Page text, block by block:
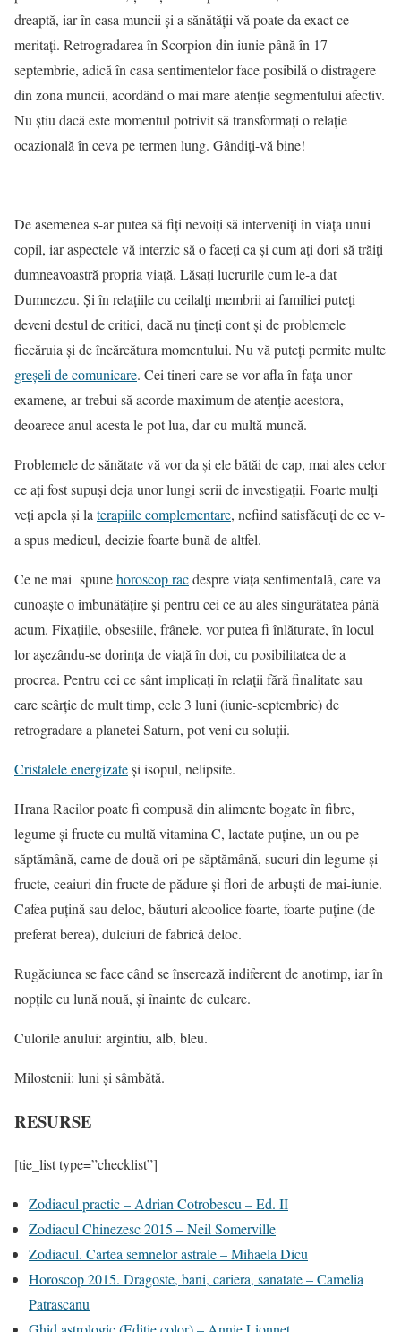
dreaptă, iar în casa muncii și a sănătății vă poate da exact ce
meritați. Retrogradarea în Scorpion din iunie până în 17
septembrie, adică în casa sentimentelor face posibilă o distragere
din zona muncii, acordând o mai mare atenție segmentului afectiv.
Nu știu dacă este momentul potrivit să transformați o relație
ocazională în ceva pe termen lung. Gândiți-vă bine!
De asemenea s-ar putea să fiți nevoiți să interveniți în viața unui
copil, iar aspectele vă interzic să o faceți ca și cum ați dori să trăiți
dumneavoastră propria viață. Lăsați lucrurile cum le-a dat
Dumnezeu. Și în relațiile cu ceilalți membrii ai familiei puteți
deveni destul de critici, dacă nu țineți cont și de problemele
fiecăruia și de încărcătura momentului. Nu vă puteți permite multe
greșeli de comunicare. Cei tineri care se vor afla în fața unor
examene, ar trebui să acorde maximum de atenție acestora,
deoarece anul acesta le pot lua, dar cu multă muncă.
Problemele de sănătate vă vor da și ele bătăi de cap, mai ales celor
ce ați fost supuși deja unor lungi serii de investigații. Foarte mulți
veți apela și la terapiile complementare, nefiind satisfăcuți de ce v-
a spus medicul, decizie foarte bună de altfel.
Ce ne mai spunehoroscop racdespre viața sentimentală, care va
cunoaște o îmbunătățire și pentru cei ce au ales singurătatea până
acum. Fixațiile, obsesiile, frânele, vor putea fi înlăturate, în locul
lor așezându-se dorința de viață în doi, cu posibilitatea de a
procrea. Pentru cei ce sânt implicați în relații fără finalitate sau
care scârție de mult timp, cele 3 luni (iunie-septembrie) de
retrogradare a planetei Saturn, pot veni cu soluții.
Cristalele energizateși isopul, nelipsite.
Hrana Racilor poate fi compusă din alimente bogate în fibre,
legume și fructe cu multă vitamina C, lactate puține, un ou pe
săptămână, carne de două ori pe săptămână, sucuri din legume și
fructe, ceaiuri din fructe de pădure și flori de arbuști de mai-iunie.
Cafea puțină sau deloc, băuturi alcoolice foarte, foarte puține (de
preferat berea), dulciuri de fabrică deloc.
Rugăciunea se face când se înserează indiferent de anotimp, iar în
nopțile cu lună nouă, și înainte de culcare.
Culorile anului: argintiu, alb, bleu.
Milostenii: luni și sâmbătă.
RESURSE
[tie_list type=”checklist”]
Zodiacul practic – Adrian Cotrobescu – Ed. II
Zodiacul Chinezesc 2015 – Neil Somerville
Zodiacul. Cartea semnelor astrale –Mihaela Dicu
Horoscop 2015. Dragoste, bani, cariera, sanatate –Camelia
Patrascanu